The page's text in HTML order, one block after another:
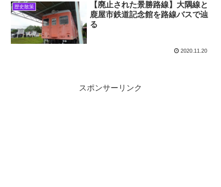
歴史散策
【廃止された景勝路線】大隅線と
鹿屋市鉄道記念館を路線バスで辿
る
2020.11.20
スポンサーリンク